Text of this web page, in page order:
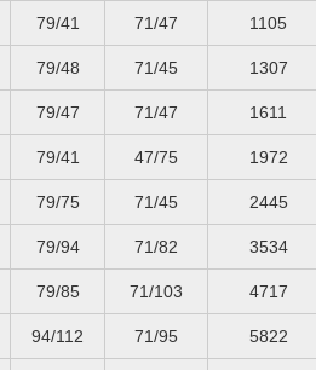
79/41 71/47 1105
79/48 71/45 1307
79/47 71/47 1611
79/41 47/75 1972
79/75 71/45 2445
79/94 71/82 3534
79/85 71/103 4717
94/112 71/95 5822